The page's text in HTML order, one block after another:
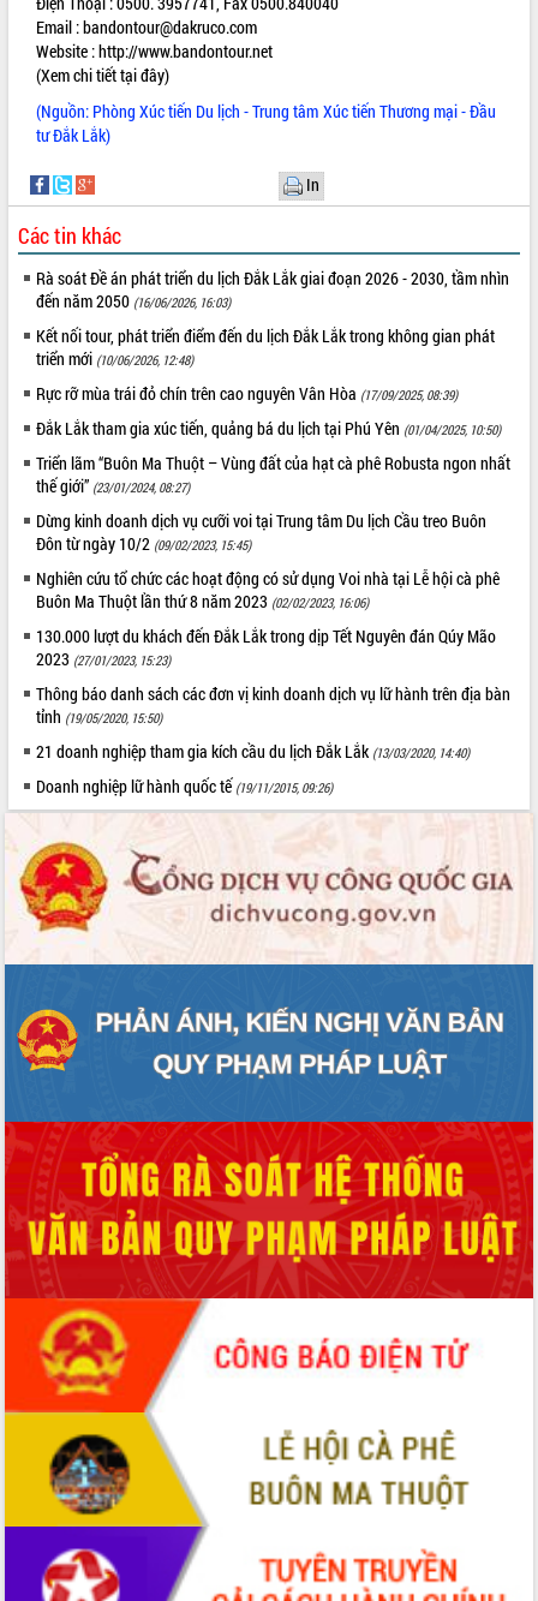
quan trọng
Bí thư Tỉnh ủy Lương Nguyễn Minh
Triết thăm, tặng quà người có công với
cách mạng
Rà soát, hoàn thiện hệ thống thiết chế
văn hóa, thể thao đáp ứng yêu cầu
Thường trực HĐND tỉnh Đắk Lắk gặp
Minh
Lễ truy điệu và an táng hài cốt liệt sĩ
tại Nghĩa trang Liệt sĩ xã Sơn Hòa
Bàn giải pháp tháo gỡ khó khăn trong
xuất khẩu sầu riêng và triển khai quy
Thứ trưởng Bộ Nông nghiệp và Môi
trường Nguyễn Hoàng Hiệp khảo sát
vùng trồng và doanh nghiệp đóng gói
sầu riêng tại Đắk Lắk
món ăn từ sầu riêng
Đắk Lắk công bố Quy hoạch và xúc
tiến đầu tư tỉnh
Ngành cá ngừ Đắk Lắk chủ động thích
ứng để giữ vững thị trường xuất khẩu
Diễn đàn Kinh tế tư nhân Việt Nam đột
phá cơ chế - Hợp tác công tư
Đề án 06 tạo bước ngoặt đột phá trong
cải cách hành chính tỉnh Đắk Lắk
Kết nối tour, đẩy mạnh chuyển đổi số
để phát triển du lịch Đắk Lắk
tầng kỹ thuật Cụm công nghiệp Tân
Tiến
Gặp mặt các cơ quan báo chí nhân Kỷ
niệm 101 năm Ngày Báo chí Cách
hiện Đề án 06 của Chính phủ
Họp báo thông tin về Hội nghị Công bố
Quy hoạch và Xúc tiến đầu tư tỉnh Đắk
Khơi thông điểm nghẽn, đẩy nhanh
giải ngân vốn khắc phục thiên tai
HĐND tỉnh thông qua điều chỉnh Quy
hoạch tỉnh thời kỳ 2021-2030
Hội thảo góp ý hồ sơ điều chỉnh quy
hoạch tỉnh Đắk Lắk thời kỳ 2021-2030,
tầm nhìn đến năm 2050
Nâng cao hiệu quả hoạt động của các
doanh nghiệp nhà nước
Hội nghị triển khai kết nối mạng
truyền số liệu chuyên dùng phục vụ cơ
quan Đảng, Nhà nước
Lễ phát động chuỗi hoạt động chung
tay làm sạch môi trường
Xã Ea Kar bước chuyển mình trong
công tác cải cách hành chính mô hình
UBND tỉnh họp báo định kỳ tháng 4
năm 2026
LIÊN KẾT WEB
THỐNG KÊ TRUY CẬP
Hôm nay: 461
Tất cả: 66045784
Email :bandontour@dakruco.com
Website :http://www.bandontour.net
(Xem chi tiết tại đây)
(Nguồn: Phòng Xúc tiến Du lịch - Trung tâm Xúc tiến Thương mại - Đầu
tư Đắk Lắk)
In
Các tin khác
Rà soát Đề án phát triển du lịch Đắk Lắk giai đoạn 2026 - 2030, tầm nhìn
đến năm 2050 (16/06/2026, 16:03)
Kết nối tour, phát triển điểm đến du lịch Đắk Lắk trong không gian phát
triển mới (10/06/2026, 12:48)
Rực rỡ mùa trái đỏ chín trên cao nguyên Vân Hòa (17/09/2025, 08:39)
Đắk Lắk tham gia xúc tiến, quảng bá du lịch tại Phú Yên (01/04/2025, 10:50)
Triển lãm “Buôn Ma Thuột – Vùng đất của hạt cà phê Robusta ngon nhất
thế giới” (23/01/2024, 08:27)
Dừng kinh doanh dịch vụ cưỡi voi tại Trung tâm Du lịch Cầu treo Buôn
Đôn từ ngày 10/2 (09/02/2023, 15:45)
Nghiên cứu tổ chức các hoạt động có sử dụng Voi nhà tại Lễ hội cà phê
Buôn Ma Thuột lần thứ 8 năm 2023 (02/02/2023, 16:06)
130.000 lượt du khách đến Đắk Lắk trong dịp Tết Nguyên đán Qúy Mão
2023 (27/01/2023, 15:23)
Thông báo danh sách các đơn vị kinh doanh dịch vụ lữ hành trên địa bàn
tỉnh (19/05/2020, 15:50)
21 doanh nghiệp tham gia kích cầu du lịch Đắk Lắk (13/03/2020, 14:40)
Doanh nghiệp lữ hành quốc tế (19/11/2015, 09:26)